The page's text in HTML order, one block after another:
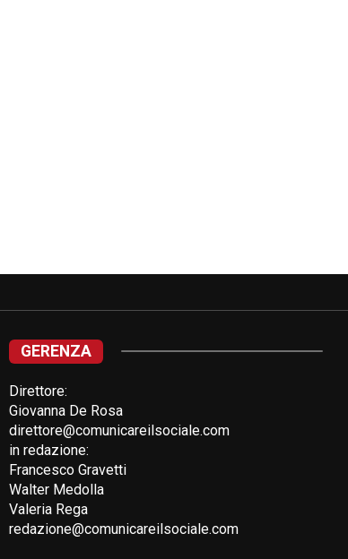
GERENZA
Direttore:
Giovanna De Rosa
direttore@comunicareilsociale.com
in redazione:
Francesco Gravetti
Walter Medolla
Valeria Rega
redazione@comunicareilsociale.com